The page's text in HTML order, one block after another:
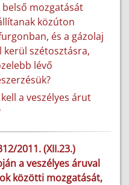
mozgatását
közúton
és a gázolaj
szétosztásra,
lévő
a veszélyes árut
2011. (XII.23.)
a veszélyes áruval
közötti mozgatását,